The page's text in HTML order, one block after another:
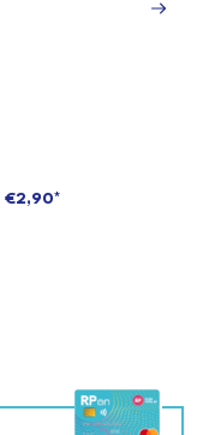
€2,90*